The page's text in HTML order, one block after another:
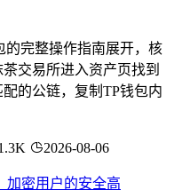
的完整操作指南展开，核
交易所进入资产页找到
的公链，复制TP钱包内
2026-08-06